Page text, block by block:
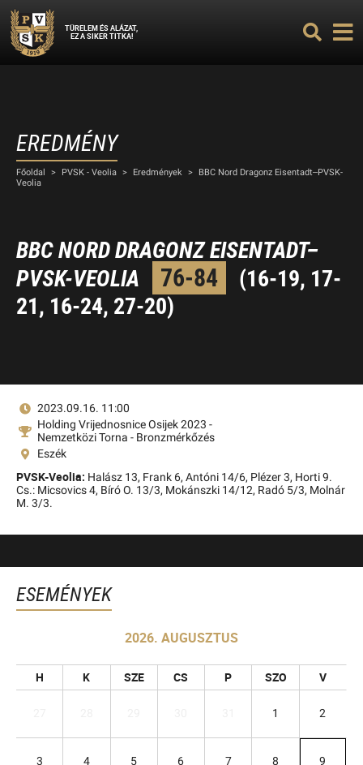
TÜRELEM ÉS ALÁZAT,
EZ A SIKER TITKA!
EREDMÉNY
Főoldal > PVSK - Veolia > Eredmények >
BBC Nord Dragonz Eisentadt–PVSK-
Veolia
BBC NORD DRAGONZ EISENTADT–
PVSK-VEOLIA
76-84
(16-19, 17-
21, 16-24, 27-20)
2023.09.16. 11:00
Holding Vrijednosnice Osijek 2023 -
Nemzetközi Torna - Bronzmérkőzés
Eszék
PVSK-Veolia: Halász 13, Frank 6, Antóni 14/6, Plézer 3, Horti 9.
Cs.: Micsovics 4, Bíró O. 13/3, Mokánszki 14/12, Radó 5/3, Molnár
M. 3/3.
ESEMÉNYEK
2026. AUGUSZTUS
H K SZE CS P SZO V
1 2
3 4 5 6 7 8 9